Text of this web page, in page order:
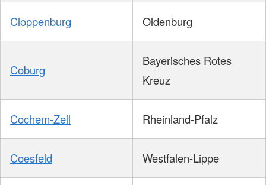
Cloppenburg Oldenburg
Coburg
Bayerisches Rotes
Kreuz
Cochem-Zell Rheinland-Pfalz
Coesfeld Westfalen-Lippe